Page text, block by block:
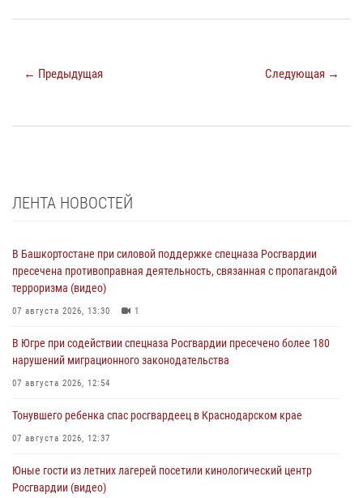
← Предыдущая Следующая →
ЛЕНТА НОВОСТЕЙ
В Башкортостане при силовой поддержке спецназа Росгвардии
пресечена противоправная деятельность, связанная с пропагандой
терроризма (видео)
07 августа 2026, 13:30 1
В Югре при содействии спецназа Росгвардии пресечено более 180
нарушений миграционного законодательства
07 августа 2026, 12:54
Тонувшего ребенка спас росгвардеец в Краснодарском крае
07 августа 2026, 12:37
Юные гости из летних лагерей посетили кинологический центр
Росгвардии (видео)